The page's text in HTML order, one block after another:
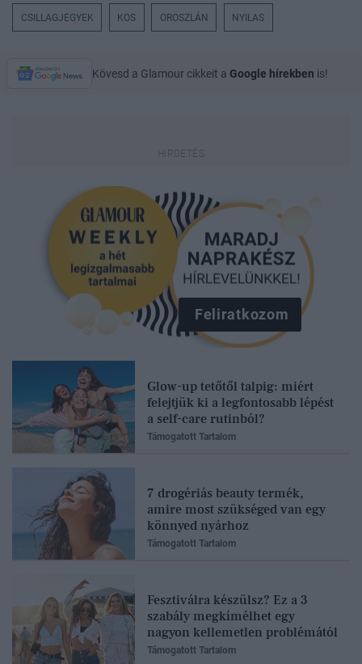
CSILLAGJEGYEK KOS OROSZLÁN NYILAS
Kövesd a Glamour cikkeit a Google hírekben is!
Feliratkozom
Glow-up tetőtől talpig: miért
felejtjük ki a legfontosabb lépést
a self-care rutinból?
Támogatott Tartalom
7 drogériás beauty termék,
amire most szükséged van egy
könnyed nyárhoz
Támogatott Tartalom
Fesztiválra készülsz? Ez a 3
szabály megkímélhet egy
nagyon kellemetlen problémától
Támogatott Tartalom